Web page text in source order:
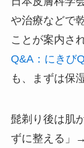
や治療などで
ことが案内さ
Q&A：にきび
も、まずは保
髭剃り後は肌
ずに整える」